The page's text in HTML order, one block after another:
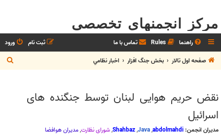
مرکز انجمنهای تخصصی
راهنما Rules تماس با ما ورود
ثبت نام
صفحه اول تالار
بخش جنگ افزار اخبار نظامي
س
نقض حریم هوایی لبنان توسط جنگنده های
اسرائیل
مدیران انجمن: abdolmahdi
,
Java
,
Shahbaz
,شوراي نظارت,مديران هوافضا